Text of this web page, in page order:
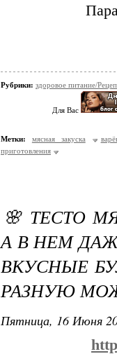
Рубрики: здоровое питание/
Для Вас
Метки: мясная закуска
приготовления
🌸 ТЕСТО
А В НЕМ
ВКУСНЫЕ
РАЗНУЮ
Пятница, 16 Июня